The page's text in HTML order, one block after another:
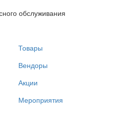
обслуживания
Товары
Вендоры
Акции
Мероприятия